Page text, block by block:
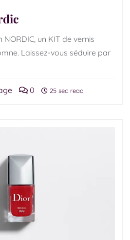
un KIT de vernis
Laissez-vous séduire par
0 25 sec read